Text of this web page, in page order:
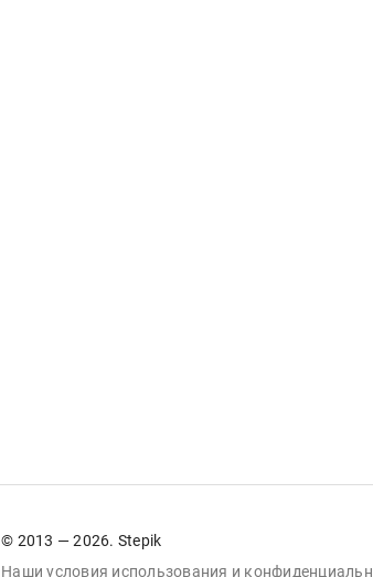
© 2013 — 2026. Stepik
Наши условия использования и